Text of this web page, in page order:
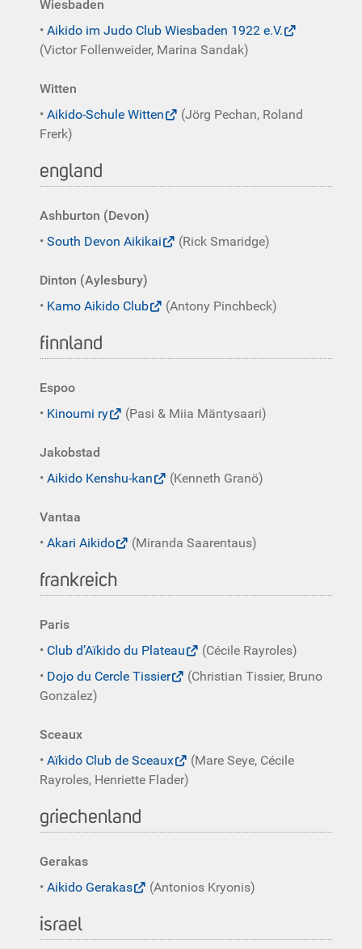
Wiesbaden
• Aikido im Judo Club Wiesbaden 1922 e.V.
(Victor Follenweider, Marina Sandak)
Witten
• Aikido-Schule Witten
(Jörg Pechan, Roland
Frerk)
england
Ashburton (Devon)
• South Devon Aikikai (Rick Smaridge)
Dinton (Aylesbury)
• Kamo Aikido Club (Antony Pinchbeck)
finnland
Espoo
• Kinoumi ry (Pasi & Miia Mäntysaari)
Jakobstad
• Aikido Kenshu-kan (Kenneth Granö)
Vantaa
• Akari Aikido (Miranda Saarentaus)
frankreich
Paris
• Club d’Aïkido du Plateau
(Cécile Rayroles)
• Dojo du Cercle Tissier
(Christian Tissier, Bruno
Gonzalez)
Sceaux
• Aïkido Club de Sceaux
(Mare Seye, Cécile
Rayroles, Henriette Flader)
griechenland
Gerakas
• Aikido Gerakas (Antonios Kryonis)
israel